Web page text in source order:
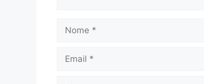
Nome
Email
Sito